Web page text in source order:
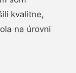
kvalitne,
na úrovni